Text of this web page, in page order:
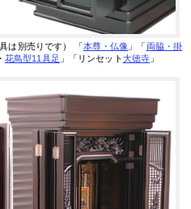
は別売りです） 「本尊・仏像 」「両脇・掛
花鳥型11具足 」「リンセット大徳寺 」